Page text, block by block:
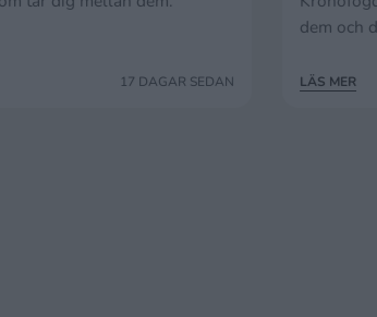
17 DAGAR SEDAN
dem och
LÄS MER